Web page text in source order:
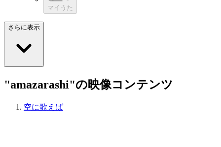
マイうた
さらに表示
"amazarashi"の映像コンテンツ
空に歌えば